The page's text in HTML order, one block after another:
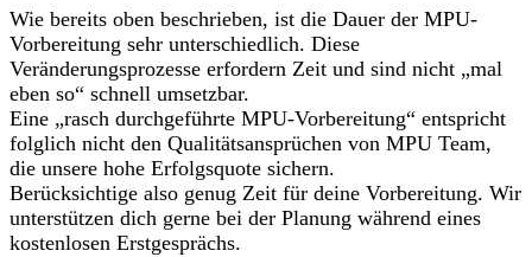
Wie bereits oben beschrieben, ist die Dauer der MPU-
Vorbereitung sehr unterschiedlich. Diese
Veränderungsprozesse erfordern Zeit und sind nicht „mal
eben so“ schnell umsetzbar.
Eine „rasch durchgeführte MPU-Vorbereitung“ entspricht
folglich nicht den Qualitätsansprüchen von MPU Team,
die unsere hohe Erfolgsquote sichern.
Berücksichtige also genug Zeit für deine Vorbereitung. Wir
unterstützen dich gerne bei der Planung während eines
kostenlosen Erstgesprächs.